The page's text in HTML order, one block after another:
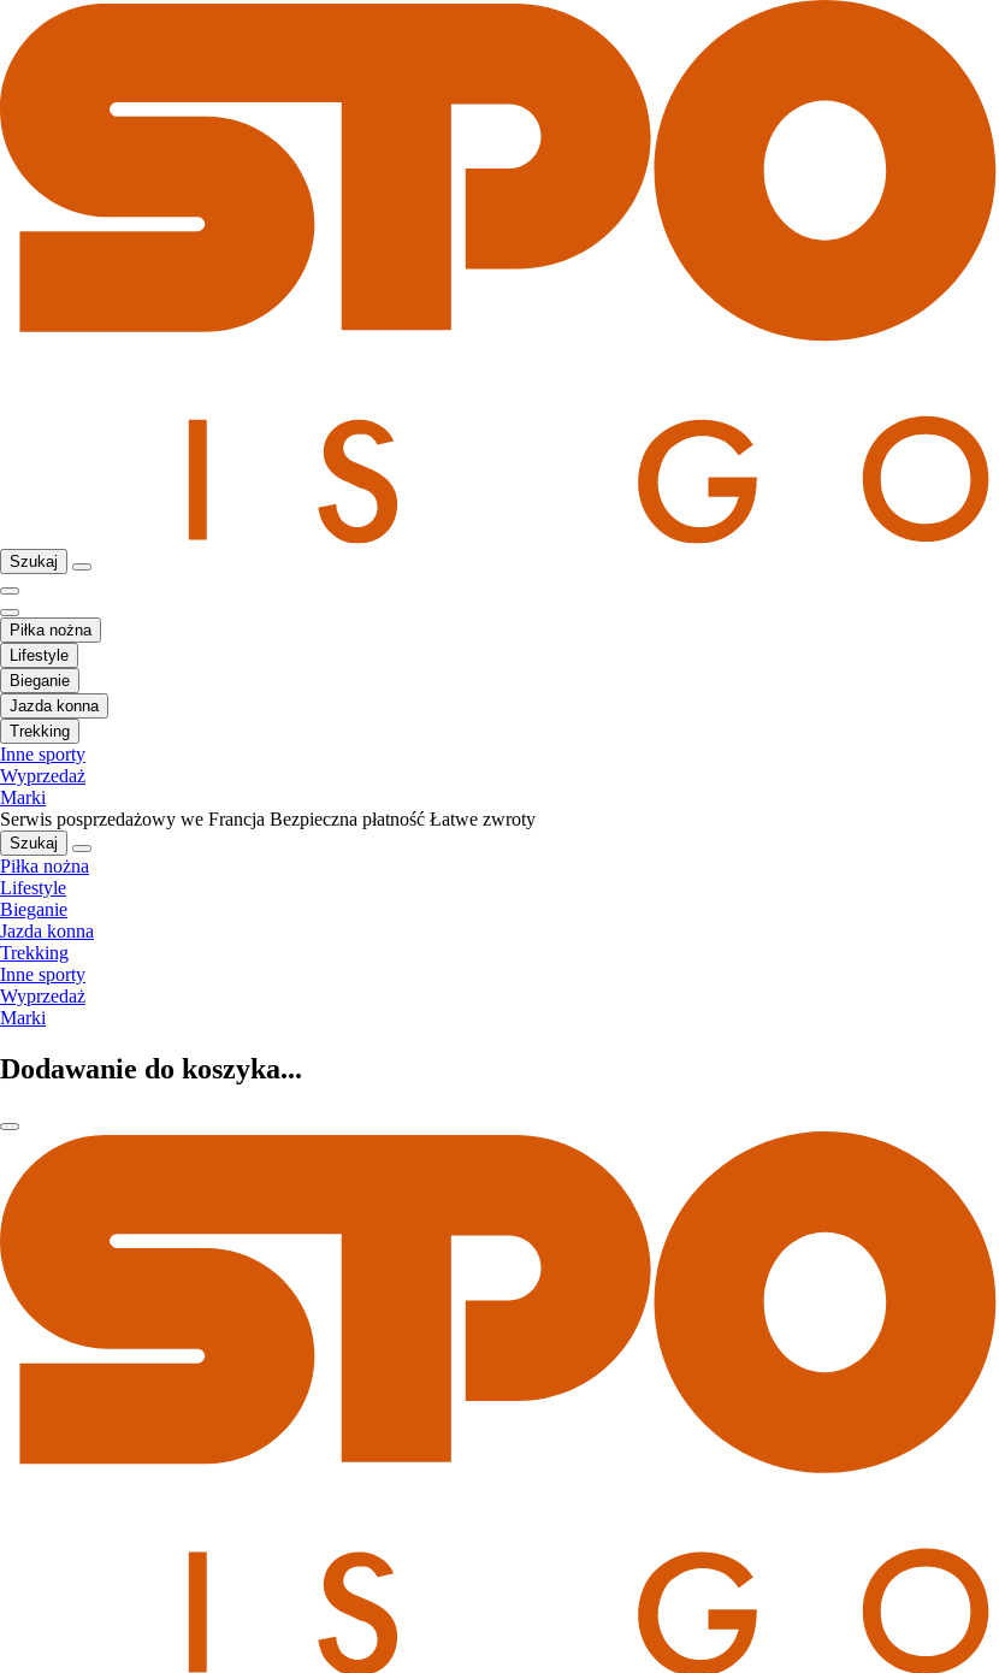
Szukaj
Piłka nożna
Lifestyle
Bieganie
Jazda konna
Trekking
Inne sporty
Wyprzedaż
Marki
Serwis posprzedażowy we Francja Bezpieczna płatność Łatwe zwroty
Szukaj
Piłka nożna
Lifestyle
Bieganie
Jazda konna
Trekking
Inne sporty
Wyprzedaż
Marki
Dodawanie do koszyka...